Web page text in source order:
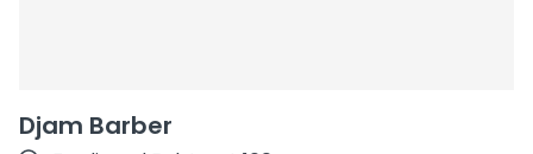
Djam Barber